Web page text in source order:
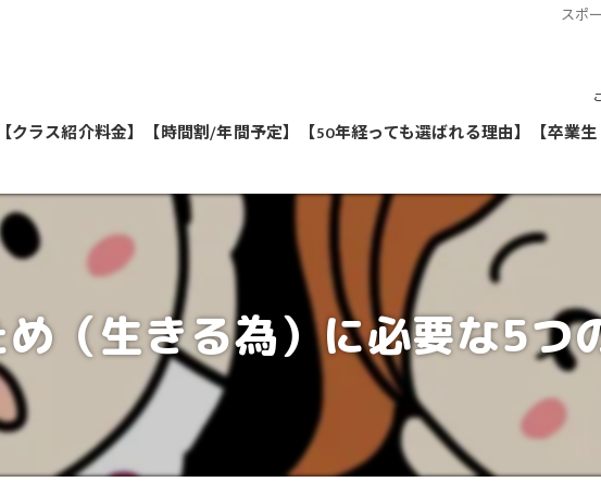
スポ
教室
【クラス紹介料金】 【時間割/年間予定】 【50年経っても選ばれる理由】
私たちが教えます
【卒業
（生きる為）に必要な5つ